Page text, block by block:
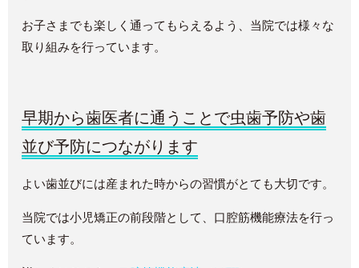
お子さまでも楽しく通ってもらえるよう、当院では様々な
取り組みを行っています。
早期から歯医者に通うことで虫歯予防や歯
並び予防につながります
よい歯並びには産まれた時からの習慣がとても大切です。
当院では小児矯正の前段階として、口腔筋機能療法を行っ
ています。